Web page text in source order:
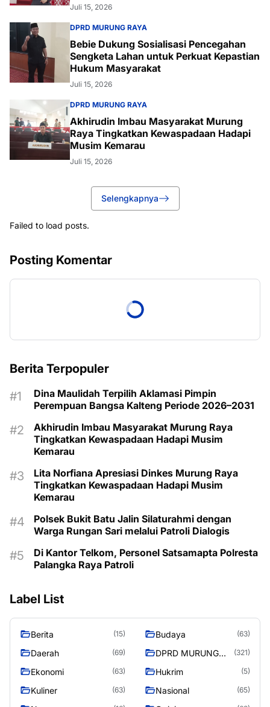
Juli 15, 2026
DPRD MURUNG RAYA
Bebie Dukung Sosialisasi Pencegahan
Sengketa Lahan untuk Perkuat Kepastian
Hukum Masyarakat
Juli 15, 2026
DPRD MURUNG RAYA
Akhirudin Imbau Masyarakat Murung
Raya Tingkatkan Kewaspadaan Hadapi
Musim Kemarau
Juli 15, 2026
Selengkapnya
Failed to load posts.
Posting Komentar
Berita Terpopuler
Dina Maulidah Terpilih Aklamasi Pimpin
Perempuan Bangsa Kalteng Periode 2026–2031
Akhirudin Imbau Masyarakat Murung Raya
Tingkatkan Kewaspadaan Hadapi Musim
Kemarau
Lita Norfiana Apresiasi Dinkes Murung Raya
Tingkatkan Kewaspadaan Hadapi Musim
Kemarau
Polsek Bukit Batu Jalin Silaturahmi dengan
Warga Rungan Sari melalui Patroli Dialogis
Di Kantor Telkom, Personel Satsamapta Polresta
Palangka Raya Patroli
Label List
Berita (15) Budaya (63)
Daerah (69)
DPRD MURUNG
(321)
Ekonomi (63) Hukrim (5)
Kuliner (63) Nasional (65)